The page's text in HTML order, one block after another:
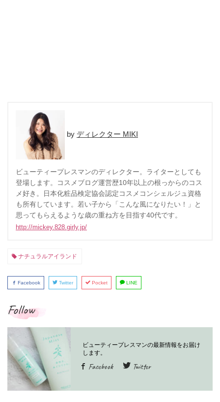
ディレクター MIKI
ビューティープレスマンのディレクター。ライターとしても
登場します。コスメブログ運営歴10年以上の根っからのコス
メ好き。日本化粧品検定協会認定コスメコンシェルジュ資格
も所有しています。若い子から「こんな風になりたい！」と
思ってもらえるような歳の重ね方を目指す40代です。
http://mickey.828.girly.jp/
ナチュラルアイランド
Facebook Twitter Pocket LINE
Follow
Facebook Twitter